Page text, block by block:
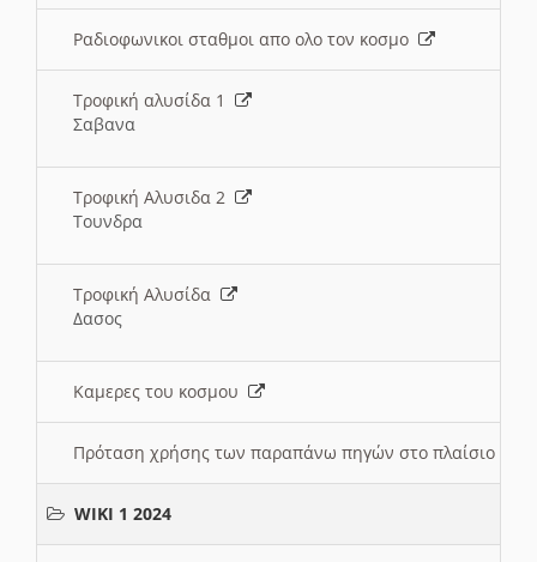
Ραδιοφωνικοι σταθμοι απο ολο τον κοσμο
Τροφική αλυσίδα 1
Σαβανα
Τροφική Αλυσιδα 2
Τουνδρα
Τροφική Αλυσίδα
Δασος
Καμερες του κοσμου
Πρόταση χρήσης των παραπάνω πηγών στο πλαίσιο
WIKI 1 2024